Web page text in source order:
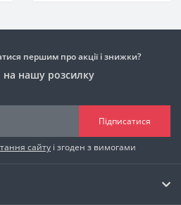
першим про акції і знижки?
на нашу розсилку
Підписатися
сайту і згоден з вимогами